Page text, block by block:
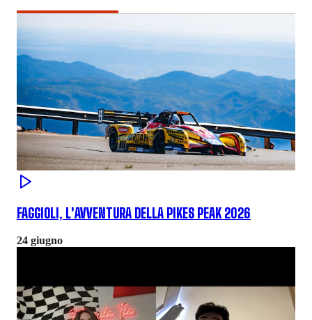
FAGGIOLI, L'AVVENTURA DELLA PIKES PEAK 2026
24 giugno